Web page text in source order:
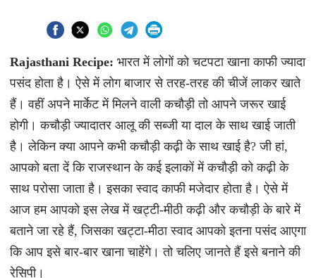
Rajasthani Recipe: भारत में लोगों को चटपटा खाना काफी ज्यादा
पसंद होता है। ऐसे में लोग बाजार से तरह-तरह की चीजें लाकर खाते
हैं। वहीं अपने मार्केट में मिलने वाली कचौड़ी तो आपने जरूर खाई
होगी। कचौड़ी ज्यादातर आलू की सब्जी या दाल के साथ खाई जाती
है। लेकिन क्या आपने कभी कचौड़ी कढ़ी के साथ खाई है? जी हां,
आपको बता दें कि राजस्थान के कई इलाकों में कचौड़ी को कढ़ी के
साथ परोसा जाता है। इसका स्वाद काफी मजेदार होता है। ऐसे में
आज हम आपको इस लेख में खट्टी-मीठी कढ़ी और कचौड़ी के बारे में
बताने जा रहे हैं, जिसका खट्टा-मीठा स्वाद आपको इतना पसंद आएगा
कि आप इसे बार-बार खाना चाहेंगे। तो चलिए जानते हैं इसे बनाने की
रेसिपी।